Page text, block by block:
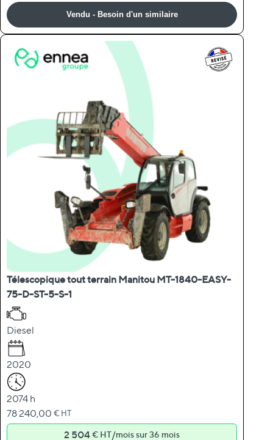
Vendu - Besoin d'un similaire
Télescopique tout terrain Manitou MT-1840-EASY-
75-D-ST-5-S-1
Diesel
2020
2074 h
78 240,00 € HT
2 504€ HT/mois sur 36 mois